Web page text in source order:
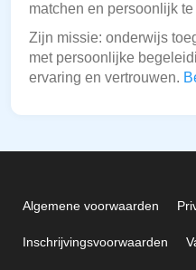
matchen en persoonlijk
Zijn missie: onderwijs
met persoonlijke
ervaring en vertrouwen.
Algemene voorwaarden
Inschrijvingsvoorwaarden